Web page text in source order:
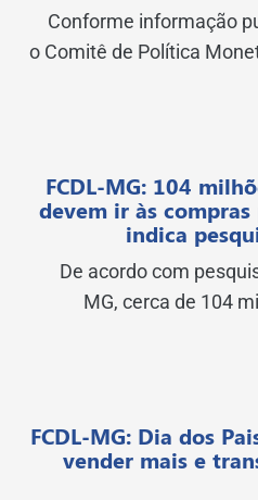
Conforme informação
o Comitê de Política
FCDL-MG: 104
devem ir às
indica
De acordo com
MG, cerca de 104
FCDL-MG: Dia dos
vender mais e